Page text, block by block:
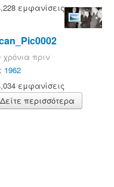
εμφανίσεις
χρόνια πριν
1962
εμφανίσεις
Δείτε περισσότερα